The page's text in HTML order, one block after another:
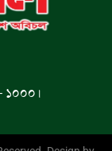
১০০০।